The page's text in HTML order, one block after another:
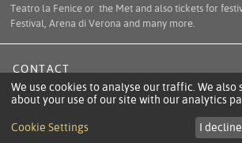
Teatro la Fenice or the Met and also tickets for
Festival, Arena di Verona and many more.
CONTACT
TERMS
INFORMATION ACCORDING TO ECL
We use cookies to analyse our traffic. We
about your use of our site with our analytics
Cookie Settings I decline